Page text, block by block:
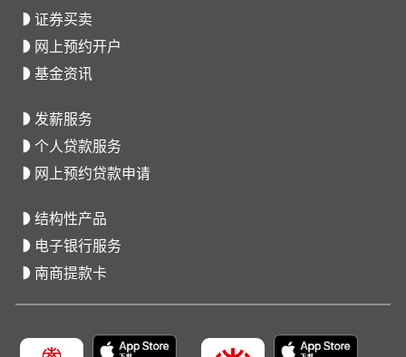
证券买卖
网上预约开户
基金资讯
发薪服务
个人贷款服务
网上预约贷款申请
结构性产品
电子银行服务
南商提款卡